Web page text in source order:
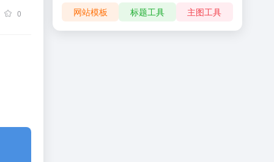
0 网站模板 标题工具 主图工具